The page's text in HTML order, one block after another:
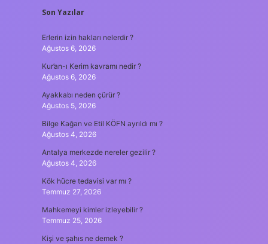
SIDEBAR
Son Yazılar
Erlerin izin hakları nelerdir ?
Ağustos 6, 2026
Kur’an-ı Kerim kavramı nedir ?
Ağustos 6, 2026
Ayakkabı neden çürür ?
Ağustos 5, 2026
Bilge Kağan ve Etil KÖFN ayrıldı mı ?
Ağustos 4, 2026
Antalya merkezde nereler gezilir ?
Ağustos 4, 2026
Kök hücre tedavisi var mı ?
Temmuz 27, 2026
Mahkemeyi kimler izleyebilir ?
Temmuz 25, 2026
Kişi ve şahıs ne demek ?
ilbet yeni giriş